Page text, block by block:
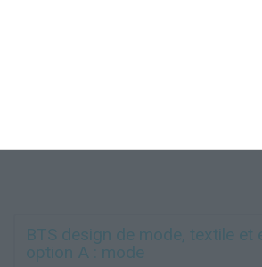
BTS design de mode, textile et
option A : mode